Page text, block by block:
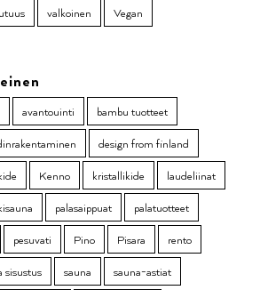
valkoinen Vegan
avantouinti
bambu tuotteet
design from finland
Kenno kristallikide
laudeliinat
palasaippuat
palatuotteet
pesuvati Pino Pisara
rento
sisustus sauna
sauna-astiat